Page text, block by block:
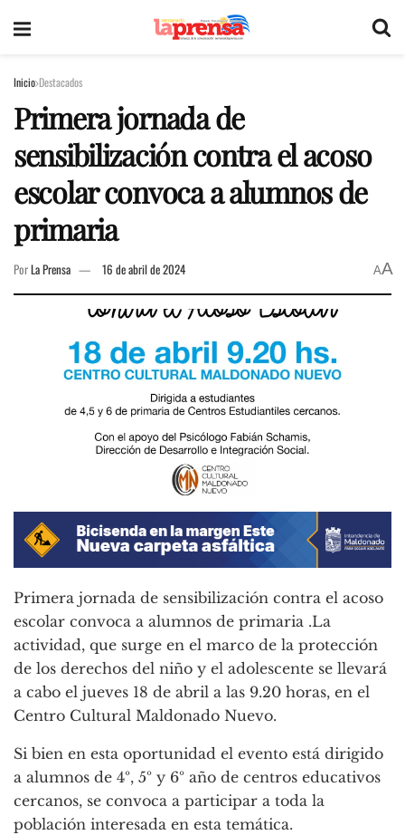
Inicio Destacados
Primera jornada de
sensibilización contra el acoso
escolar convoca a alumnos de
primaria
PorLa Prensa 16 de abril de 2024 AA
Primera jornada de sensibilización contra el acoso
escolar convoca a alumnos de primaria .La
actividad, que surge en el marco de la protección
de los derechos del niño y el adolescente se llevará
a cabo el jueves 18 de abril a las 9.20 horas, en el
Centro Cultural Maldonado Nuevo.
Si bien en esta oportunidad el evento está dirigido
a alumnos de 4º, 5º y 6º año de centros educativos
cercanos, se convoca a participar a toda la
población interesada en esta temática.